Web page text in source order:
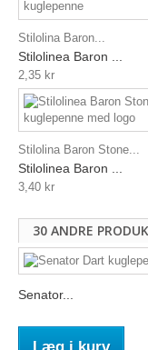
Stilolina Baron...
Stilolinea Baron ...
2,35 kr
Stilolina Baron Stone...
Stilolinea Baron ...
3,40 kr
30 ANDRE
Senator...